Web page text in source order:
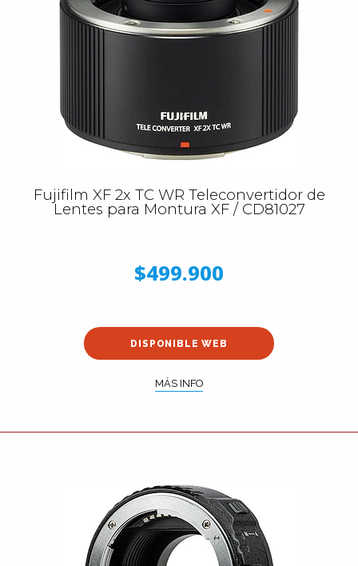
Fujifilm XF 2x TC WR Teleconvertidor de
Lentes para Montura XF / CD81027
$499.900
DISPONIBLE WEB
MÁS INFO